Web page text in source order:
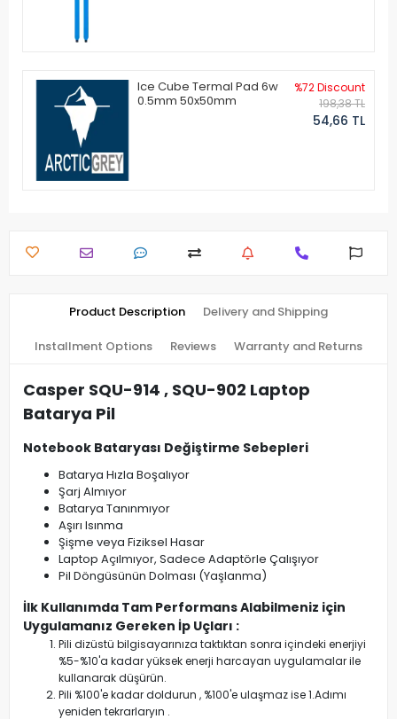
Ice Cube Termal Pad 6w
0.5mm 50x50mm
%72 Discount
198,38 TL
54,66 TL
Product Description Delivery and Shipping
Installment Options Reviews Warranty and Returns
Casper SQU-914 , SQU-902 Laptop
Batarya Pil
Notebook Bataryası Değiştirme Sebepleri
Batarya Hızla Boşalıyor
Şarj Almıyor
Batarya Tanınmıyor
Aşırı Isınma
Şişme veya Fiziksel Hasar
Laptop Açılmıyor, Sadece Adaptörle Çalışıyor
Pil Döngüsünün Dolması (Yaşlanma)
İlk Kullanımda Tam Performans Alabilmeniz için
Uygulamanız Gereken İp Uçları :
Pili dizüstü bilgisayarınıza taktıktan sonra içindeki enerjiyi
%5-%10'a kadar yüksek enerji harcayan uygulamalar ile
kullanarak düşürün.
Pili %100'e kadar doldurun , %100'e ulaşmaz ise 1.Adımı
yeniden tekrarlaryın .